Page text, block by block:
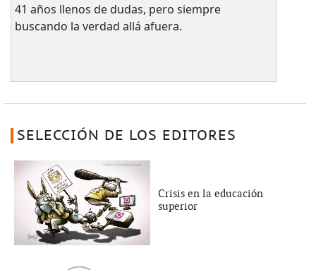
41 años llenos de dudas, pero siempre
buscando la verdad allá afuera.
SELECCIÓN DE LOS EDITORES
Crisis en la educación
superior